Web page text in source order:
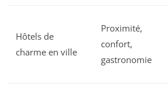
Hôtels de
charme en ville
Proximité,
confort,
gastronomie